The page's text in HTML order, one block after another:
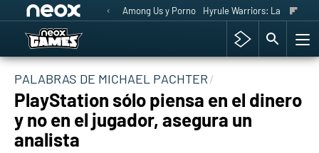
Among Us y Porno Hyrule Warriors: La Era del
PALABRAS DE MICHAEL PACHTER
PlayStation sólo piensa en el dinero
y no en el jugador, asegura un
analista